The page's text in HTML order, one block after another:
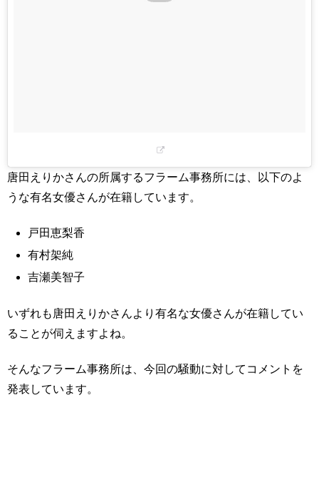
唐田えりかさんの所属するフラーム事務所には、以下のよ
うな有名女優さんが在籍しています。
戸田恵梨香
有村架純
吉瀬美智子
いずれも唐田えりかさんより有名な女優さんが在籍してい
ることが伺えますよね。
そんなフラーム事務所は、今回の騒動に対してコメントを
発表しています。